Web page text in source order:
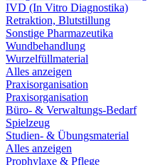
IVD (In Vitro Diagnostika)
Retraktion, Blutstillung
Sonstige Pharmazeutika
Wundbehandlung
Wurzelfüllmaterial
Alles anzeigen
Praxisorganisation
Praxisorganisation
Büro- & Verwaltungs-Bedarf
Spielzeug
Studien- & Übungsmaterial
Alles anzeigen
Prophylaxe & Pflege